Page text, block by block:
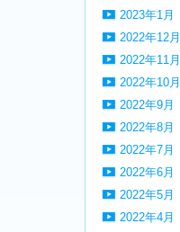
2023年1月
2022年12月
2022年11月
2022年10月
2022年9月
2022年8月
2022年7月
2022年6月
2022年5月
2022年4月